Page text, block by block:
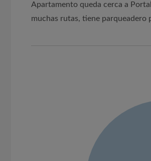
Apartamento queda cerca a
muchas rutas, tiene parqueadero